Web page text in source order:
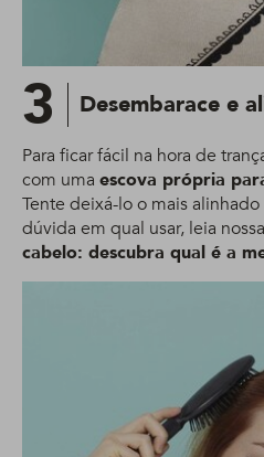
3 Desembarace e
Para ficar fácil na hora de
com uma escova própria
Tente deixá-lo o mais
dúvida em qual usar, leia
cabelo: descubra qual é a